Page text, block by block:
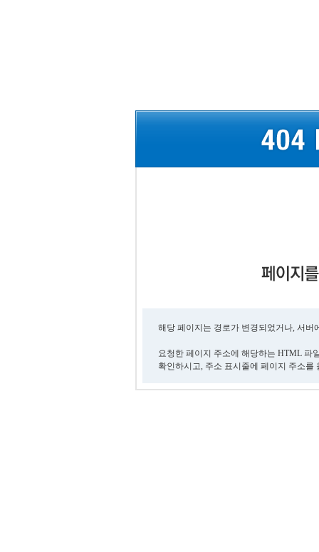
해당 페이지는 경로가 변경되었거나, 서
요청한 페이지 주소에 해당하는 HTML 파
확인하시고, 주소 표시줄에 페이지 주소